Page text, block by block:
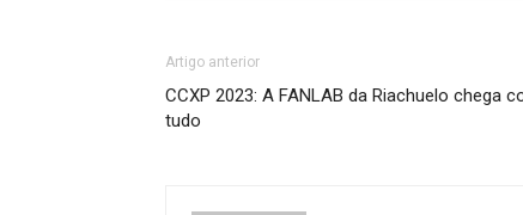
Artigo anterior
CCXP 2023: A FANLAB da Riachuelo chega
tudo